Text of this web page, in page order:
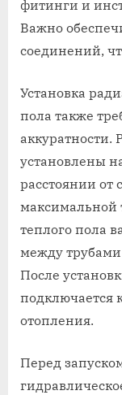
фитинги и
Важно
соединений,
Установка
пола также
установлены
расстоянии от
максимальной
теплого пола
между
После
подключается
отопления.
Перед